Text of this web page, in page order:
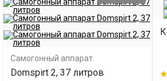
Самогонный аппарат
Domspirt 2, 37 литров